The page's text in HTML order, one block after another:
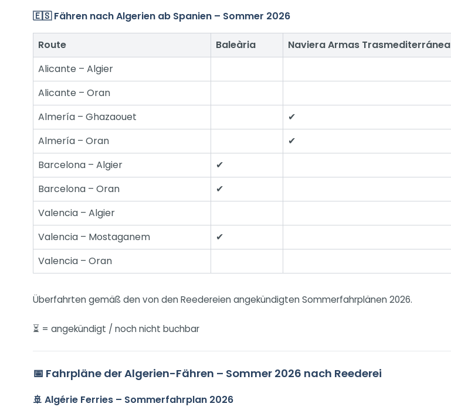
🇪🇸 Fähren nach Algerien ab Spanien – Sommer 2026
Route Baleària Naviera Armas Trasmediterránea
Alicante – Algier
Alicante – Oran
Almería – Ghazaouet
✔
Almería – Oran
✔
Barcelona – Algier
✔
Barcelona – Oran
✔
Valencia – Algier
Valencia – Mostaganem
✔
Valencia – Oran
Überfahrten gemäß den von den Reedereien angekündigten Sommerfahrplänen 2026.
⏳ = angekündigt / noch nicht buchbar
📅 Fahrpläne der Algerien-Fähren – Sommer 2026 nach Reederei
🚢 Algérie Ferries – Sommerfahrplan 2026